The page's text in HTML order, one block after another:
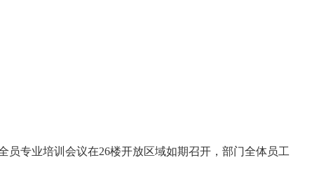
专业培训会议在26楼开放区域如期召开，部门全体员工